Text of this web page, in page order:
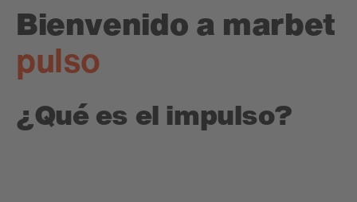
Bienvenido a marbet
pulso
¿Qué es el impulso?